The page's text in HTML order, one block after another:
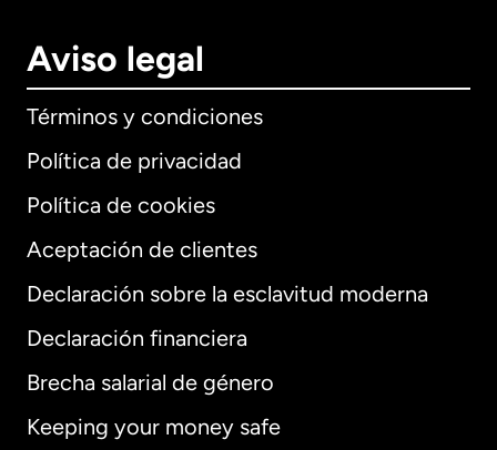
Aviso legal
Términos y condiciones
Política de privacidad
Política de cookies
Aceptación de clientes
Declaración sobre la esclavitud moderna
Declaración financiera
Brecha salarial de género
Keeping your money safe
Internacional English
Alemania